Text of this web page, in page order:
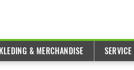
KLEDING & MERCHANDISE SERVICE